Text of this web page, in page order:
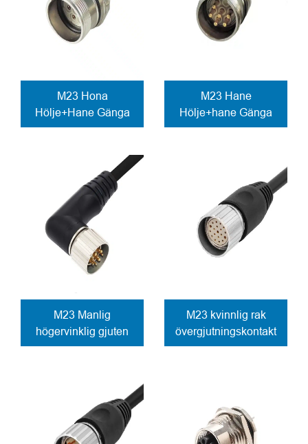
M23 Hona
Hölje+Hane Gänga
Rak Panel
Anslutning lödd med
kablar
M23 Hane
Hölje+hane Gänga
Panel frontmontering
M23 Manlig
högervinklig gjuten
kabelanslutning
M23 kvinnlig rak
övergjutningskontakt
skruvlåsning